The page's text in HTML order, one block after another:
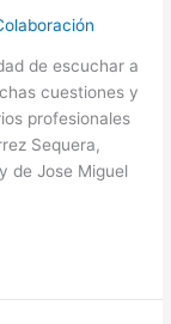
de escuchar a
cuestiones y
profesionales
Sequera,
de Jose Miguel